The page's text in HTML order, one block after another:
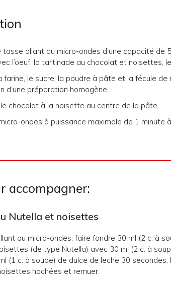
tasse allant au micro-ondes d’une capacité de
l’oeuf, la tartinade au chocolat et noisettes,
farine, le sucre, la poudre à pâte et la fécule de
d’une préparation homogène.
le chocolat à la noisette au centre de la pâte.
ondes à puissance maximale de 1 minute
accompagner:
Nutella et noisettes
au micro-ondes, faire fondre 30 ml (2 c. à
(de type Nutella) avec 30 ml (2 c. à
(1 c. à soupe) de dulce de leche 30 secondes.
hachées et remuer.